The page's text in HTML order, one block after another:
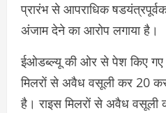
प्रारंभ से आपराधिक
अंजाम देने का आरोप लगाया है।
ईओडब्ल्यू की ओर से पेश किए गए
मिलराें से अवैध वसूली कर 20
है। राइस मिलरों से अवैध वसूली